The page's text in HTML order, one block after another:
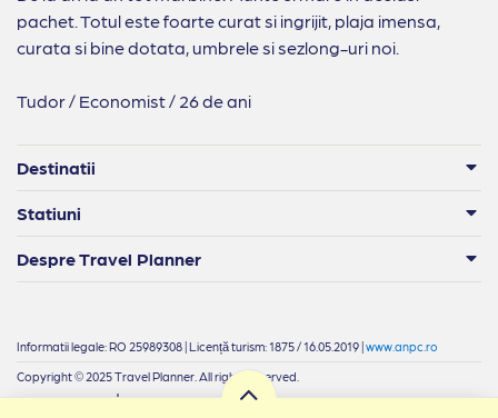
pachet. Totul este foarte curat si ingrijit, plaja imensa,
curata si bine dotata, umbrele si sezlong-uri noi.
Tudor / Economist / 26 de ani
Destinatii
Statiuni
Despre Travel Planner
Informatii legale: RO 25989308 | Licență turism: 1875 / 16.05.2019 |www.anpc.ro
Copyright © 2025 Travel Planner. All rights reserved.
|